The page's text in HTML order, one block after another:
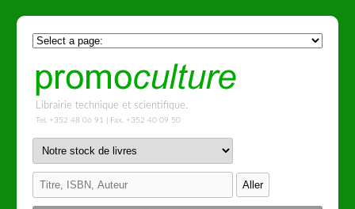
Librairie technique et scientifique.
Tel. +352 48 06 91 | Fax. +352 40 09 50